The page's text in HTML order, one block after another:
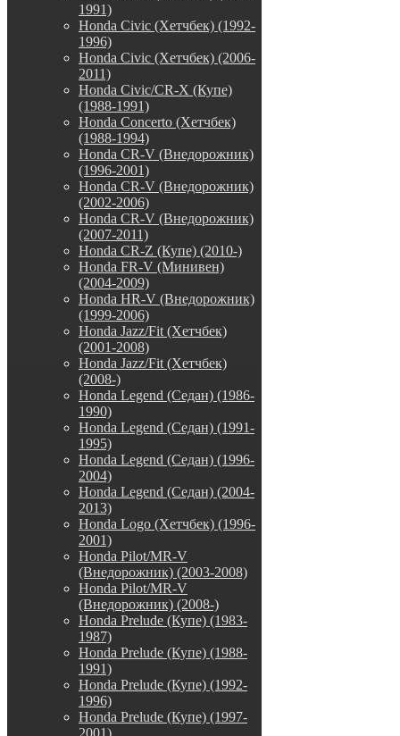
1991)
Honda Civic (Хетчбек) (1992-
1996)
Honda Civic (Хетчбек) (2006-
2011)
Honda Civic/CR-X (Купе)
(1988-1991)
Honda Concerto (Хетчбек)
(1988-1994)
Honda CR-V (Внедорожник)
(1996-2001)
Honda CR-V (Внедорожник)
(2002-2006)
Honda CR-V (Внедорожник)
(2007-2011)
Honda CR-Z (Купе) (2010-)
Honda FR-V (Минивен)
(2004-2009)
Honda HR-V (Внедорожник)
(1999-2006)
Honda Jazz/Fit (Хетчбек)
(2001-2008)
Honda Jazz/Fit (Хетчбек)
(2008-)
Honda Legend (Седан) (1986-
1990)
Honda Legend (Седан) (1991-
1995)
Honda Legend (Седан) (1996-
2004)
Honda Legend (Седан) (2004-
2013)
Honda Logo (Хетчбек) (1996-
2001)
Honda Pilot/MR-V
(Внедорожник) (2003-2008)
Honda Pilot/MR-V
(Внедорожник) (2008-)
Honda Prelude (Купе) (1983-
1987)
Honda Prelude (Купе) (1988-
1991)
Honda Prelude (Купе) (1992-
1996)
Honda Prelude (Купе) (1997-
2001)